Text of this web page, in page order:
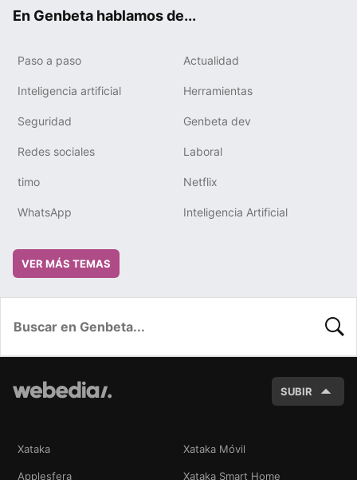
En Genbeta hablamos de...
Paso a paso Actualidad
Inteligencia artificial Herramientas
Seguridad Genbeta dev
Redes sociales Laboral
timo Netflix
WhatsApp Inteligencia Artificial
VER MÁS TEMAS
SUBIR
Xataka Xataka Móvil
Applesfera Xataka Smart Home